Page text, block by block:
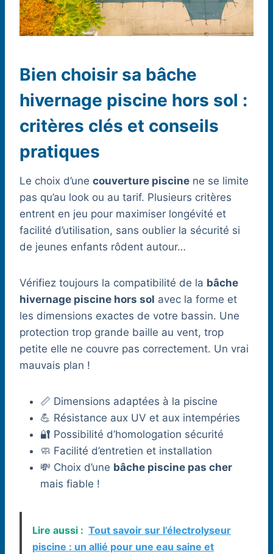
Bien choisir sa bâche
hivernage piscine hors sol :
critères clés et conseils
pratiques
Le choix d’une couverture piscine ne se limite
pas qu’au look ou au tarif. Plusieurs critères
entrent en jeu pour maximiser longévité et
facilité d’utilisation, sans oublier la sécurité si
de jeunes enfants rôdent autour…
Vérifiez toujours la compatibilité de la bâche
hivernage piscine hors sol avec la forme et
les dimensions exactes de votre bassin. Une
protection trop grande baille au vent, trop
petite elle ne couvre pas correctement. Un vrai
mauvais plan !
📏 Dimensions adaptées à la piscine
💪 Résistance aux UV et aux intempéries
🔐 Possibilité d’homologation sécurité
🧼 Facilité d’entretien et installation
💸 Choix d’une bâche piscine pas cher
mais fiable !
Lire aussi : Tout savoir sur l’électrolyseur
piscine : un allié pour une eau saine et